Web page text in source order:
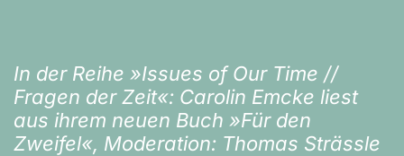
In der Reihe »Issues of Our Time //
Fragen der Zeit«: Carolin Emcke liest
aus ihrem neuen Buch »Für den
Zweifel«, Moderation: Thomas Strässle